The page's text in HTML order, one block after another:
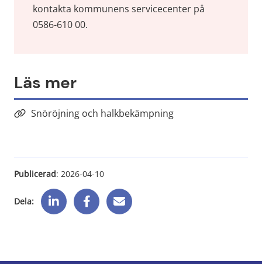
kontakta kommunens servicecenter på
0586-610 00.
Läs mer
Snöröjning och halkbekämpning
Publicerad: 2026-04-10
Dela: